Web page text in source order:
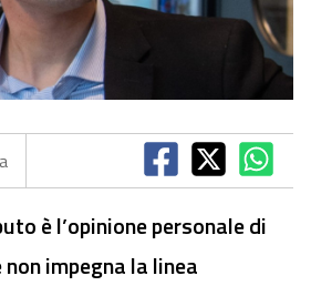
è l’opinione personale di
impegna la linea